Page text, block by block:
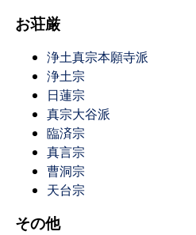
お荘厳
浄土真宗本願寺派
浄土宗
日蓮宗
真宗大谷派
臨済宗
真言宗
曹洞宗
天台宗
その他